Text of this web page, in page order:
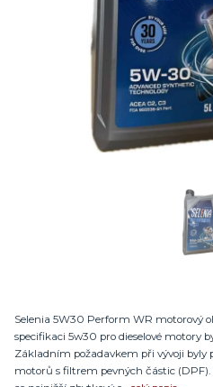
Selenia 5W30 Perform WR motorový
specifikaci 5w30 pro dieselové motory
Základním požadavkem při vývoji byly
motorů s filtrem pevných částic (DPF).